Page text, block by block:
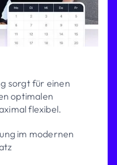
sorgt für einen
optimalen
flexibel.
im modernen